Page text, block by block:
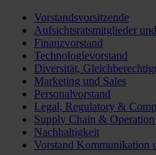
Vorstandsvorsitzende
Aufsichtsratsmitglieder
Finanzvorstand
Technologievorstand
Diversität,
Marketing und Sales
Personalvorstand
Legal, Regulatory &
Supply Chain &
Nachhaltigkeit
Vorstand Kommunikation